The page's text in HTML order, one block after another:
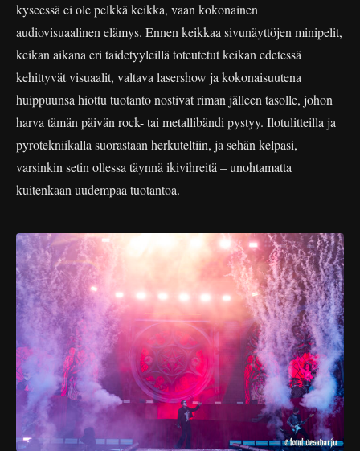
kyseessä ei ole pelkkä keikka, vaan kokonainen
audiovisuaalinen elämys. Ennen keikkaa sivunäyttöjen minipelit,
keikan aikana eri taidetyyleillä toteutetut keikan edetessä
kehittyvät visuaalit, valtava lasershow ja kokonaisuutena
huippuunsa hiottu tuotanto nostivat riman jälleen tasolle, johon
harva tämän päivän rock- tai metallibändi pystyy. Ilotulitteilla ja
pyrotekniikalla suorastaan herkuteltiin, ja sehän kelpasi,
varsinkin setin ollessa täynnä ikivihreitä – unohtamatta
kuitenkaan uudempaa tuotantoa.